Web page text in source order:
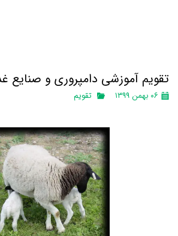
تقویم آموزشی دامپروری و صنایع
۰۶ بهمن ۱۳۹۹ تقویم